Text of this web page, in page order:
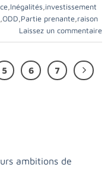
Inégalités investissement
ODD Partie prenante raison
Laissez un commentaire
5 6 7
ambitions de